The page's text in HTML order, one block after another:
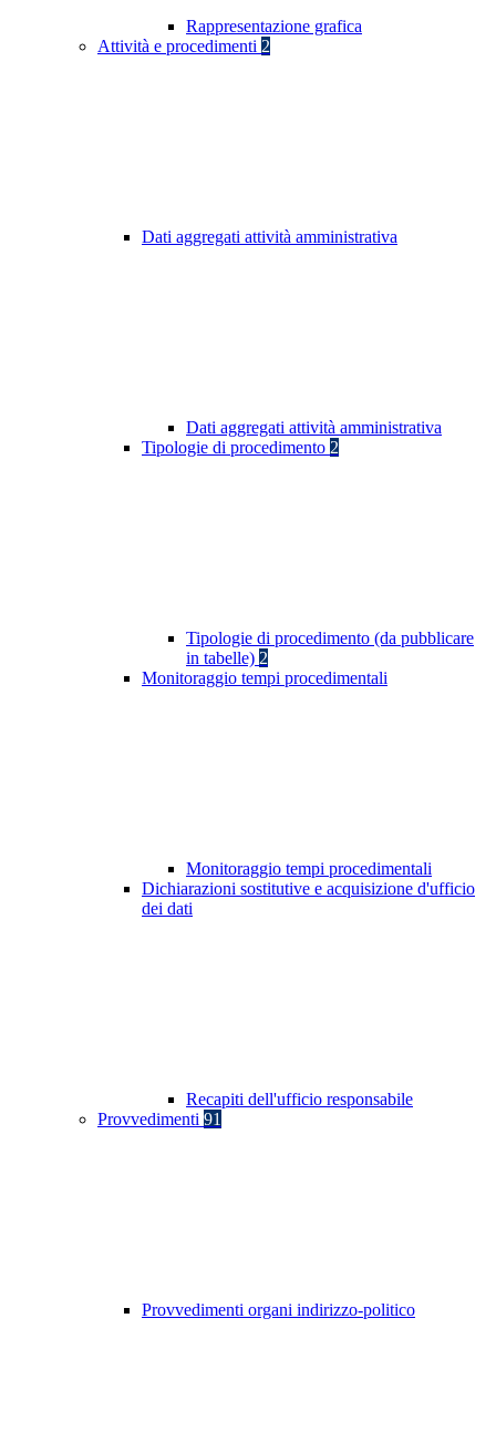
Rappresentazione grafica
Attività e procedimenti 2
Dati aggregati attività amministrativa
Dati aggregati attività amministrativa
Tipologie di procedimento 2
Tipologie di procedimento (da pubblicare
in tabelle) 2
Monitoraggio tempi procedimentali
Monitoraggio tempi procedimentali
Dichiarazioni sostitutive e acquisizione d'ufficio
dei dati
Recapiti dell'ufficio responsabile
Provvedimenti 91
Provvedimenti organi indirizzo-politico